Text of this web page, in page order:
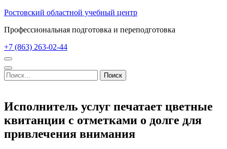
Перейти
содержимому
Enter)
Ростовский областной учебный центр
Профессиональная подготовка и переподготовка
+7 (863) 263-02-44
Найти:
Исполнитель услуг печатает цветные
квитанции с отметками о долге для
привлечения внимания